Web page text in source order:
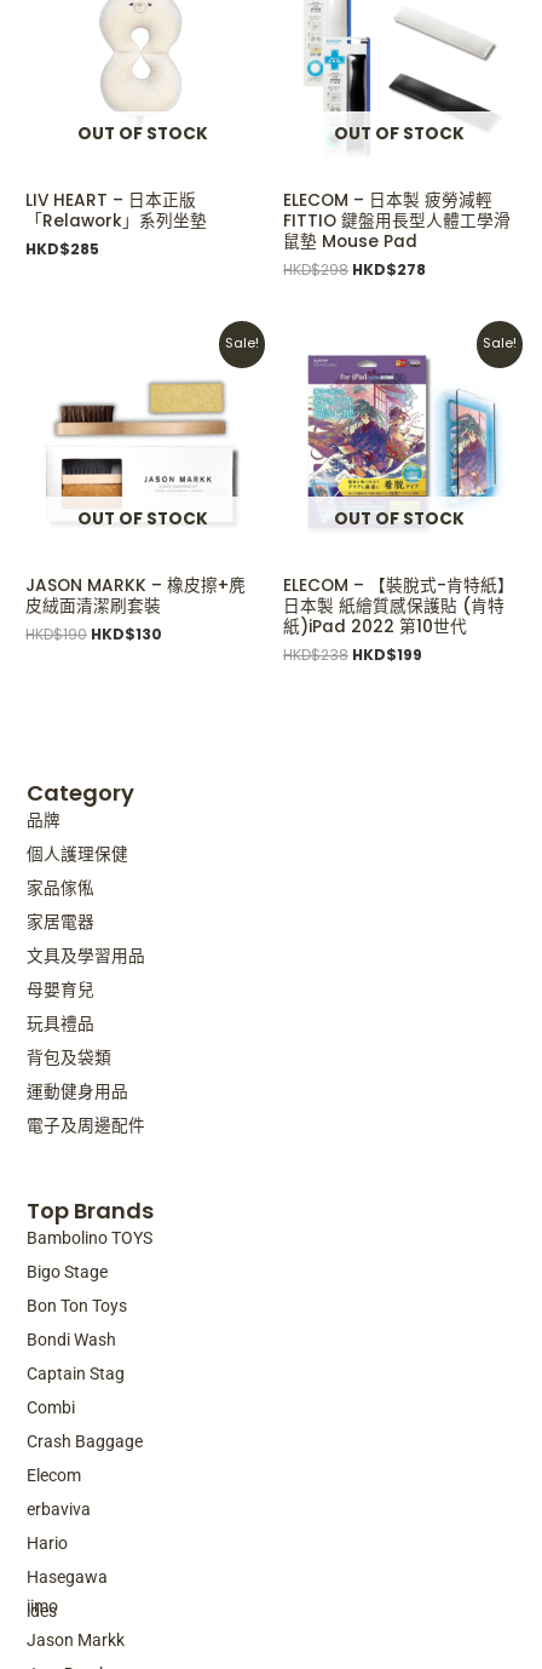
OUT OF STOCK
LIV HEART – 日本正版
「Relawork」系列坐墊
HKD$285
OUT OF STOCK
ELECOM – 日本製 疲勞減輕
FITTIO 鍵盤用長型人體工學滑
鼠墊 Mouse Pad
HKD$298 HKD$278
Sale!
OUT OF STOCK
JASON MARKK – 橡皮擦+麂
皮絨面清潔刷套裝
HKD$190 HKD$130
Current
HKD$130.
Sale!
OUT OF STOCK
ELECOM – 【裝脫式-肯特紙】
日本製 紙繪質感保護貼 (肯特
紙)iPad 2022 第10世代
HKD$238
price
was:
HKD$238.
HKD$199
Current
price
HKD$199.
Top Brands
iimo
Jason Markk
Top Brands
Bambolino TOYS
Bigo Stage
Bon Ton Toys
Bondi Wash
Captain Stag
Combi
Crash Baggage
Elecom
erbaviva
Hario
Hasegawa
ides
Category
品牌
個人護理保健
家品傢俬
家居電器
文具及學習用品
母嬰育兒
玩具禮品
背包及袋類
運動健身用品
電子及周邊配件